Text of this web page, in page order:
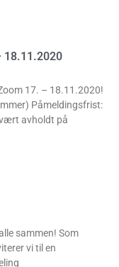
18.11.2020
17. – 18.11.2020!
Påmeldingsfrist:
avholdt på
sammen! Som
vi til en